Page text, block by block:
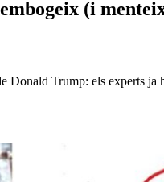
(i
Trump: els experts ja